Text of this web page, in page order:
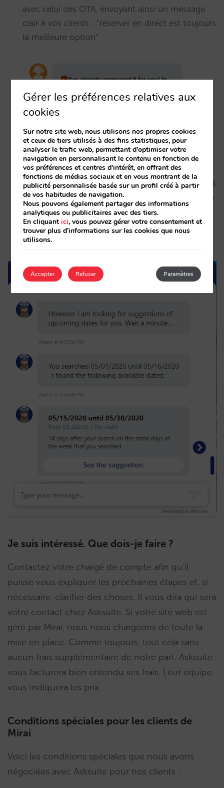
avec celui des OTA, envoyant ainsi un message
clair à vos clients : “réserver en direct est toujours
la meilleure option”
Il propose des dates alternatives lorsque les dates
sélectionnées ne sont pas disponibles. Et lorsque
le client n’a pas la possibilité de changer de date,
le chatbot forme une “liste d’attente” avec des
contacts qualifiés à utiliser en cas d’annulation.
Je suis intéressé. Que dois-je faire ?
Contactez votre chargé de compte afin qu’il
puisse vous expliquer les prochaines étapes et, si
nécessaire, clarifier des choses. Il vous dira qui sera
votre contact chez Asksuite. Si votre site web est
géré par Mirai, nous nous chargeons de toute la
mise en place. Comme toujours, tout cela sans
aucun frais supplémentaire de notre part. Asksuite
vous facturera bien entendu ses frais. Leur équipe
vous indiquera les prix.
Conditions spéciales pour les clients de
Mirai
Voici les conditions spéciales que nous avons
négociées avec Asksuite pour nos clients :
Gérer les préférences relatives aux
cookies
Sur notre site web, nous utilisons nos propres cookies
et ceux de tiers utilisés à des fins statistiques, pour
analyser le trafic web, permettant d'optimiser votre
navigation en personnalisant le contenu en fonction de
vos préférences et centres d'intérêt, en offrant des
fonctions de médias sociaux et en vous montrant de la
publicité personnalisée basée sur un profil créé à partir
de vos habitudes de navigation.
Nous pouvons également partager des informations
analytiques ou publicitaires avec des tiers.
En cliquantici, vous pouvez gérer votre consentement et
trouver plus d'informations sur les cookies que nous
utilisons.
Accepter Paramètres
Refuser